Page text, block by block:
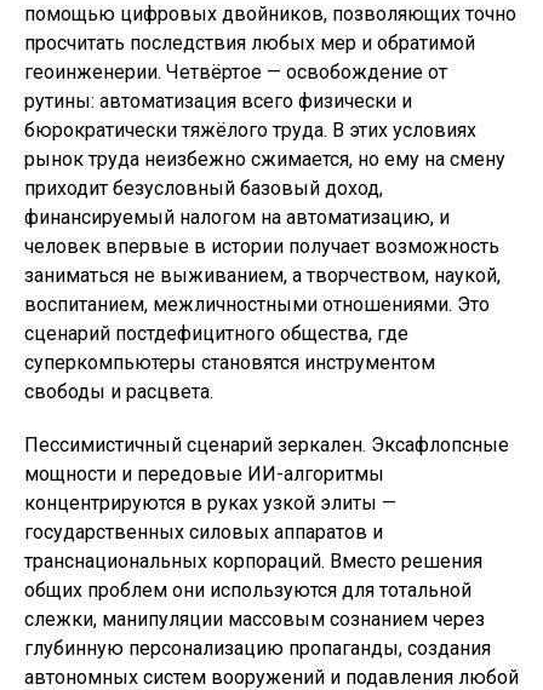
помощью цифровых двойников, позволяющих точно
просчитать последствия любых мер и обратимой
геоинженерии. Четвёртое — освобождение от
рутины: автоматизация всего физически и
бюрократически тяжёлого труда. В этих условиях
рынок труда неизбежно сжимается, но ему на смену
приходит безусловный базовый доход,
финансируемый налогом на автоматизацию, и
человек впервые в истории получает возможность
заниматься не выживанием, а творчеством, наукой,
воспитанием, межличностными отношениями. Это
сценарий постдефицитного общества, где
суперкомпьютеры становятся инструментом
свободы и расцвета.
Пессимистичный сценарий зеркален. Эксафлопсные
мощности и передовые ИИ-алгоритмы
концентрируются в руках узкой элиты —
государственных силовых аппаратов и
транснациональных корпораций. Вместо решения
общих проблем они используются для тотальной
слежки, манипуляции массовым сознанием через
глубинную персонализацию пропаганды, создания
автономных систем вооружений и подавления любой